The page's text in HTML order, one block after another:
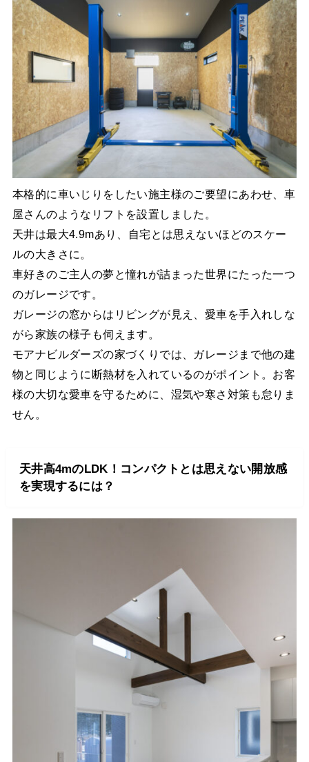
本格的に車いじりをしたい施主様のご要望にあわせ、車
屋さんのようなリフトを設置しました。
天井は最大4.9mあり、自宅とは思えないほどのスケー
ルの大きさに。
車好きのご主人の夢と憧れが詰まった世界にたった一つ
のガレージです。
ガレージの窓からはリビングが見え、愛車を手入れしな
がら家族の様子も伺えます。
モアナビルダーズの家づくりでは、ガレージまで他の建
物と同じように断熱材を入れているのがポイント。お客
様の大切な愛車を守るために、湿気や寒さ対策も怠りま
せん。
天井高4mのLDK！コンパクトとは思えない開放感
を実現するには？